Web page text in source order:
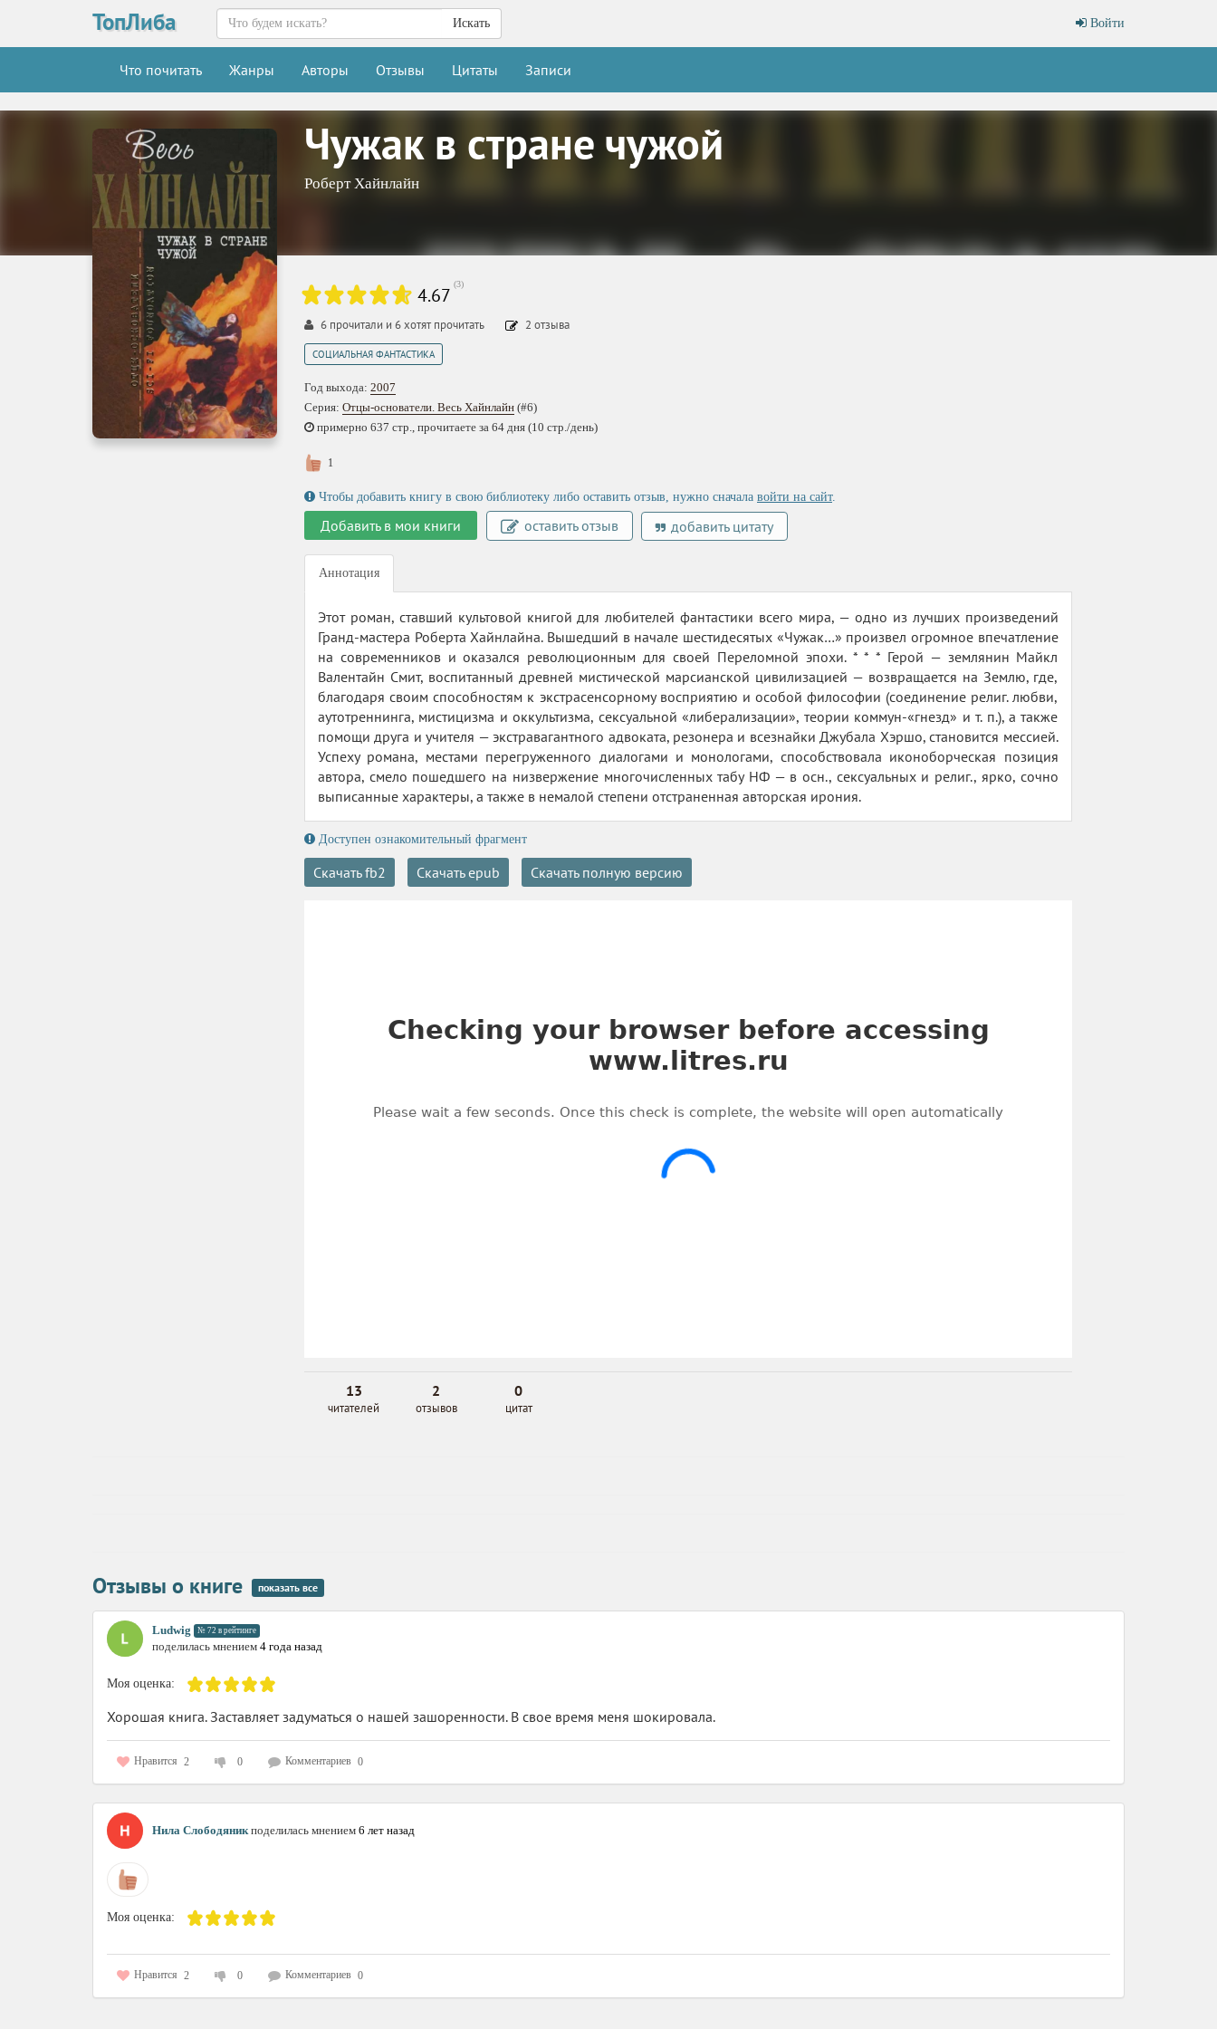
ТопЛиба Войти
Искать
Что почитать Жанры Авторы Отзывы Цитаты Записи
Чужак в стране чужой
Роберт Хайнлайн
4.67 (3)
6 прочитали и 6хотят прочитать 2 отзыва
СОЦИАЛЬНАЯ ФАНТАСТИКА
Год выхода: 2007
Серия: Отцы-основатели. Весь Хайнлайн (#6)
примерно 637 стр., прочитаете за 64 дня (10 стр./день)
1
Чтобы добавить книгу в свою библиотеку либо оставить отзыв, нужно сначала войти на сайт.
Добавить в мои книги оставить отзыв добавить цитату
Аннотация
Этот роман, ставший культовой книгой для любителей фантастики всего мира, — одно из лучших произведений
Гранд-мастера Роберта Хайнлайна. Вышедший в начале шестидесятых «Чужак…» произвел огромное впечатление
на современников и оказался революционным для своей Переломной эпохи. * * * Герой — землянин Майкл
Валентайн Смит, воспитанный древней мистической марсианской цивилизацией — возвращается на Землю, где,
благодаря своим способностям к экстрасенсорному восприятию и особой философии (соединение религ. любви,
аутотреннинга, мистицизма и оккультизма, сексуальной «либерализации», теории коммун-«гнезд» и т. п.), а также
помощи друга и учителя — экстравагантного адвоката, резонера и всезнайки Джубала Хэршо, становится мессией.
Успеху романа, местами перегруженного диалогами и монологами, способствовала иконоборческая позиция
автора, смело пошедшего на низвержение многочисленных табу НФ — в осн., сексуальных и религ., ярко, сочно
выписанные характеры, а также в немалой степени отстраненная авторская ирония.
Доступен ознакомительный фрагмент
Скачать fb2 Скачать epub Скачать полную версию
13
читателей
2
отзывов
0
цитат
Отзывы о книге показать все
Ludwig № 72 в рейтинге
поделилась мнением 4 года назад
Моя оценка:
Хорошая книга. Заставляет задуматься о нашей зашоренности. В свое время меня шокировала.
Нравится 2 0 Комментариев 0
Нила Слободяникподелилась мнением 6 лет назад
Моя оценка:
Нравится 2 0 Комментариев 0